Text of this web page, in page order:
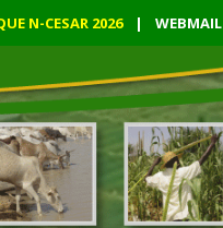
N-CESAR 2026 | WEBMAIL